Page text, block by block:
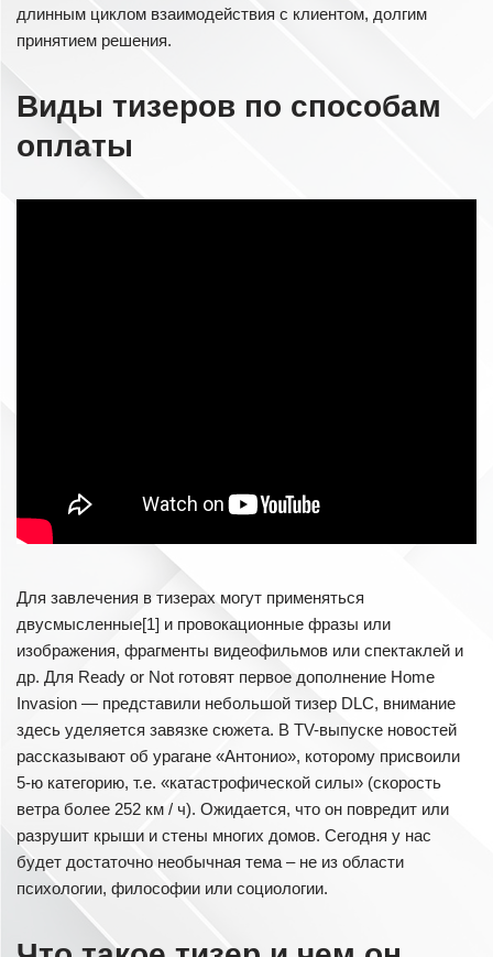
длинным циклом взаимодействия с клиентом, долгим
принятием решения.
Виды тизеров по способам
оплаты
Для завлечения в тизерах могут применяться
двусмысленные[1] и провокационные фразы или
изображения, фрагменты видеофильмов или спектаклей и
др. Для Ready or Not готовят первое дополнение Home
Invasion — представили небольшой тизер DLC, внимание
здесь уделяется завязке сюжета. В TV-выпуске новостей
рассказывают об урагане «Антонио», которому присвоили
5-ю категорию, т.е. «катастрофической силы» (скорость
ветра более 252 км / ч). Ожидается, что он повредит или
разрушит крыши и стены многих домов. Сегодня у нас
будет достаточно необычная тема – не из области
психологии, философии или социологии.